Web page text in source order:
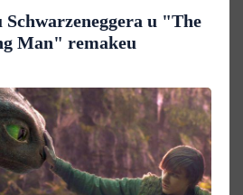
u "The
Man" remakeu